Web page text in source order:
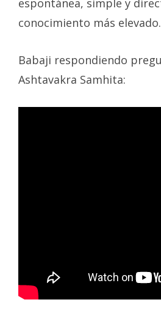
espontánea, simple y
conocimiento más elevado.
Babaji respondiendo
Ashtavakra Samhita: